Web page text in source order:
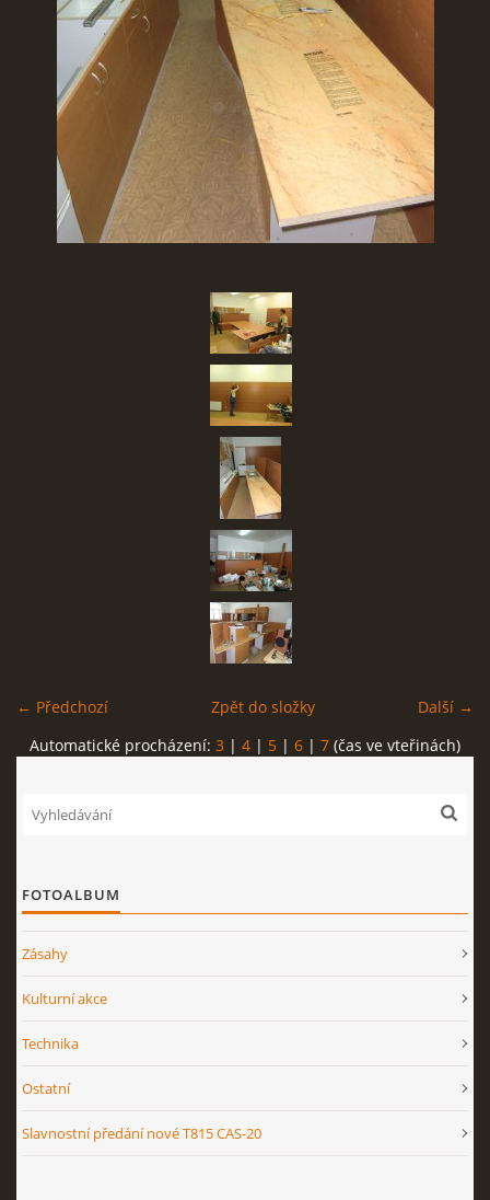
SBĚR VYSLOUŽILÉHO ELEKTROZAŘÍZENÍ
RADY V NOUZI, DŮLEŽITÉ TEL. ČÍSLA
Čeština Deutsch
← Předchozí Další →
Zpět do složky
Automatické procházení: 3 | 4 | 5 | 6 | 7 (čas ve vteřinách)
FOTOALBUM
Zásahy
Kulturní akce
Technika
Ostatní
Slavnostní předání nové T815 CAS-20